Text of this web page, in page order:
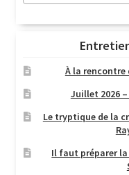
À la
Juillet 2026
Le tryptique de la
Il faut préparer